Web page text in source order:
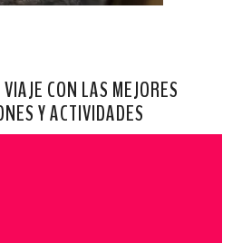
CON LAS MEJORES
Y ACTIVIDADES